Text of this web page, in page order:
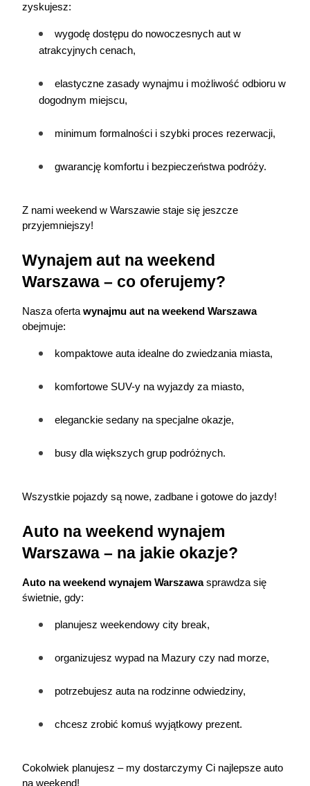
zyskujesz:
wygodę dostępu do nowoczesnych aut w
atrakcyjnych cenach,
elastyczne zasady wynajmu i możliwość odbioru w
dogodnym miejscu,
minimum formalności i szybki proces rezerwacji,
gwarancję komfortu i bezpieczeństwa podróży.
Z nami weekend w Warszawie staje się jeszcze
przyjemniejszy!
Wynajem aut na weekend
Warszawa – co oferujemy?
Nasza oferta wynajmu aut na weekend Warszawa
obejmuje:
kompaktowe auta idealne do zwiedzania miasta,
komfortowe SUV-y na wyjazdy za miasto,
eleganckie sedany na specjalne okazje,
busy dla większych grup podróżnych.
Wszystkie pojazdy są nowe, zadbane i gotowe do jazdy!
Auto na weekend wynajem
Warszawa – na jakie okazje?
Auto na weekend wynajem Warszawa sprawdza się
świetnie, gdy:
planujesz weekendowy city break,
organizujesz wypad na Mazury czy nad morze,
potrzebujesz auta na rodzinne odwiedziny,
chcesz zrobić komuś wyjątkowy prezent.
Cokolwiek planujesz – my dostarczymy Ci najlepsze auto
na weekend!